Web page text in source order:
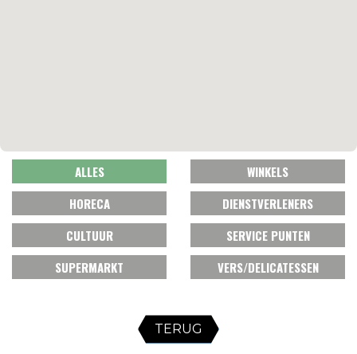
ALLES
WINKELS
HORECA
DIENSTVERLENERS
CULTUUR
SERVICE PUNTEN
SUPERMARKT
VERS/DELICATESSEN
TERUG